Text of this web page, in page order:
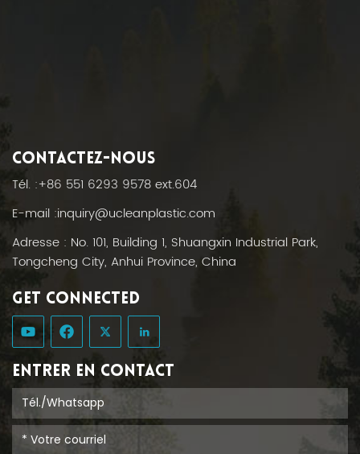
CONTACTEZ-NOUS
Tél. :+86 551 6293 9578 ext.604
E-mail :inquiry@ucleanplastic.com
Adresse : No. 101, Building 1, Shuangxin Industrial Park,
Tongcheng City, Anhui Province, China
GET CONNECTED
ENTRER EN CONTACT